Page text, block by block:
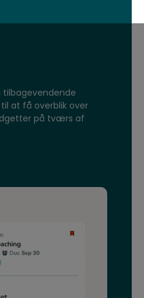
at få overblik over
på tværs af